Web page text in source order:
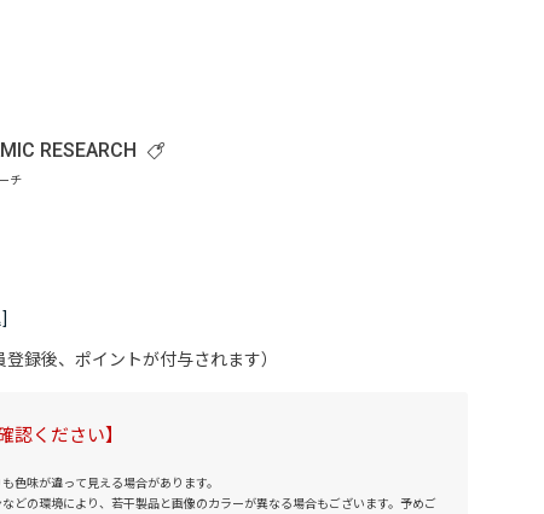
RESEARCH
録後、ポイントが付与されます）
認ください】
色味が違って見える場合があります。
どの環境により、若干製品と画像のカラーが異なる場合もございます。予めご